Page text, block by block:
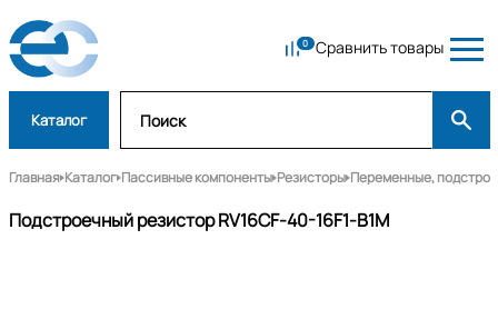
Сравнить товары
Каталог
Главная Каталог Пассивные компоненты Резисторы Переменные,
Подстроечный резистор RV16CF-40-16F1-B1M